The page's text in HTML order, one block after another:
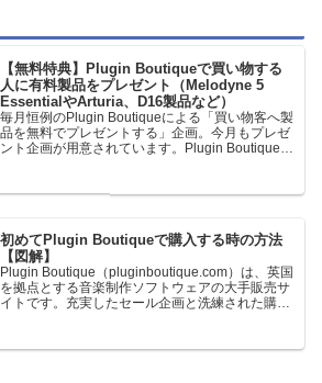
【無料特典】Plugin Boutiqueで買い物する
人に有料製品をプレゼント（Melodyne 5
EssentialやArturia、D16製品など）
毎月恒例のPlugin Boutiqueによる「買い物客へ製
品を無料でプレゼントする」企画。今月もプレゼ
ント企画が用意されています。Plugin Boutiqueで
ます。＊無料配布終了予定日：日本時間：
初めてPlugin Boutiqueで購入する時の方法
【図解】
Plugin Boutique（pluginboutique.com）は、英国
を拠点とする音楽制作ソフトウェアの大手販売サ
イトです。充実したセール企画と洗練された購入
に知っておきたいこと価格表示に…